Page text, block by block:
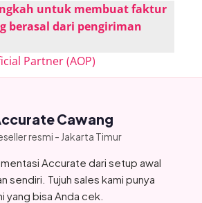
untuk membuat faktur
berasal dari pengiriman
Partner (AOP)
Cawang
resmi - Jakarta Timur
Accurate dari setup awal
sendiri. Tujuh sales kami punya
yang bisa Anda cek.